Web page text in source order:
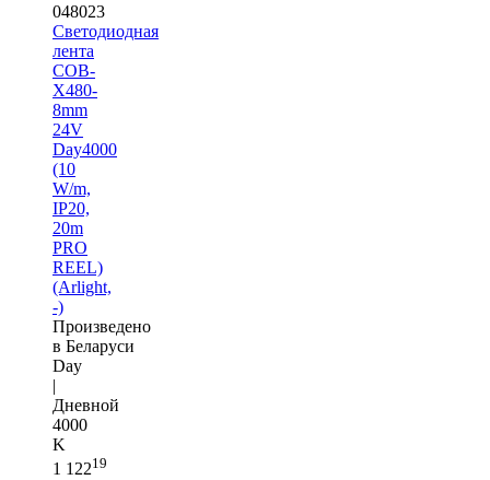
048023
Светодиодная
лента
COB-
X480-
8mm
24V
Day4000
(10
W/m,
IP20,
20m
PRO
REEL)
(Arlight,
-)
Произведено
в Беларуси
Day
|
Дневной
4000
K
1 12219